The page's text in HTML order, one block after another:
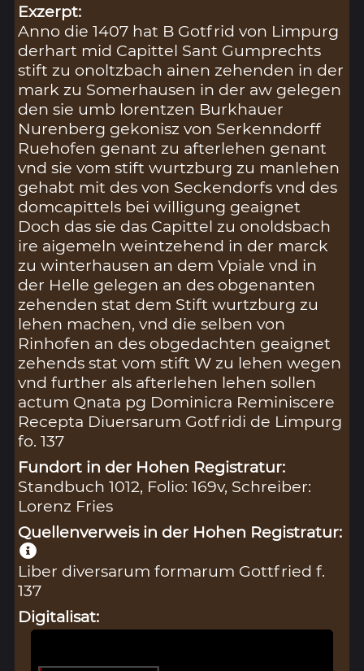
Exzerpt:
Anno die 1407 hat B Gotfrid von Limpurg
derhart mid Capittel Sant Gumprechts
stift zu onoltzbach ainen zehenden in der
mark zu Somerhausen in der aw gelegen
den sie umb lorentzen Burkhauer
Nurenberg gekonisz von Serkenndorff
Ruehofen genant zu afterlehen genant
vnd sie vom stift wurtzburg zu manlehen
gehabt mit des von Seckendorfs vnd des
domcapittels bei willigung geaignet
Doch das sie das Capittel zu onoldsbach
ire aigemeln weintzehend in der marck
zu winterhausen an dem Vpiale vnd in
der Helle gelegen an des obgenanten
zehenden stat dem Stift wurtzburg zu
lehen machen, vnd die selben von
Rinhofen an des obgedachten geaignet
zehends stat vom stift W zu lehen wegen
vnd further als afterlehen lehen sollen
actum Qnata pg Dominicra Reminiscere
Recepta Diuersarum Gotfridi de Limpurg
fo. 137
Fundort in der Hohen Registratur:
Standbuch 1012, Folio: 169v, Schreiber:
Lorenz Fries
Quellenverweis in der Hohen Registratur:
Liber diversarum formarum Gottfried f.
137
Digitalisat: